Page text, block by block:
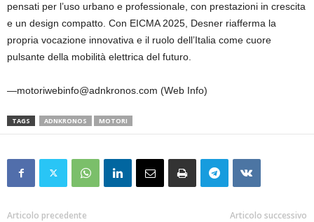
pensati per l’uso urbano e professionale, con prestazioni in crescita
e un design compatto. Con EICMA 2025, Desner riafferma la
propria vocazione innovativa e il ruolo dell’Italia come cuore
pulsante della mobilità elettrica del futuro.
—motoriwebinfo@adnkronos.com (Web Info)
TAGS ADNKRONOS MOTORI
Articolo precedente Articolo successivo